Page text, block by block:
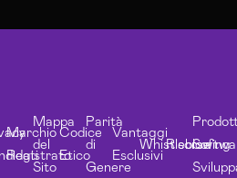
Marchio
Registrato
Mappa
del
Sito
Codice
Etico
Parità
di
Genere
Vantaggi
Esclusivi
Whistleblowing
Risorse